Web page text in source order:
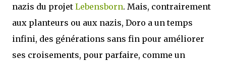
nazis du projet Lebensborn. Mais, contrairement
aux planteurs ou aux nazis, Doro a un temps
infini, des générations sans fin pour améliorer
ses croisements, pour parfaire, comme un